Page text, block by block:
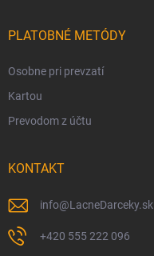
PLATOBNÉ METÓDY
Osobne pri prevzatí
Kartou
Prevodom z účtu
KONTAKT
info@LacneDarceky.sk
+420 555 222 096